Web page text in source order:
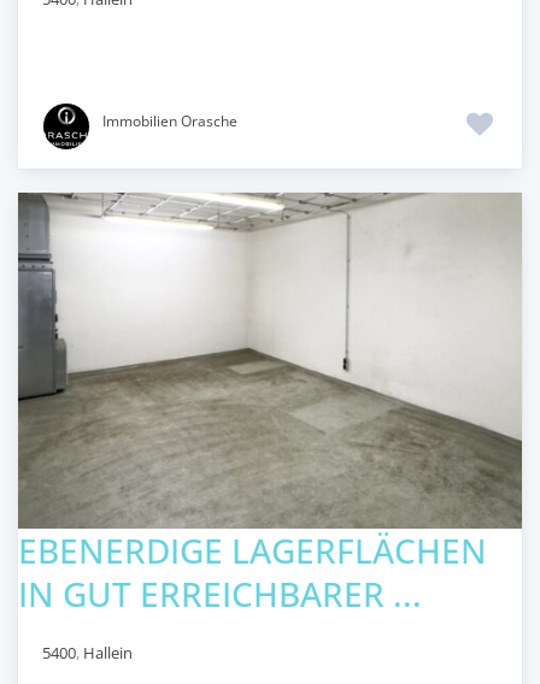
Immobilien Orasche
EBENERDIGE LAGERFLÄCHEN
IN GUT ERREICHBARER ...
5400, Hallein